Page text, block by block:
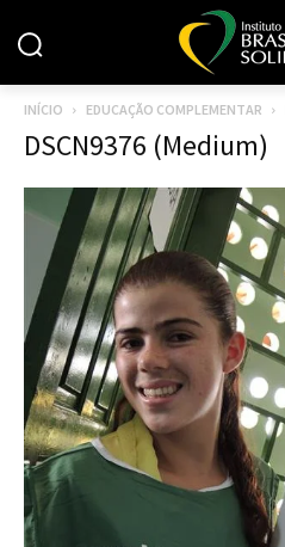
INÍCIO EDUCAÇÃO COMPLEMENTAR
DSCN9376 (Medium)